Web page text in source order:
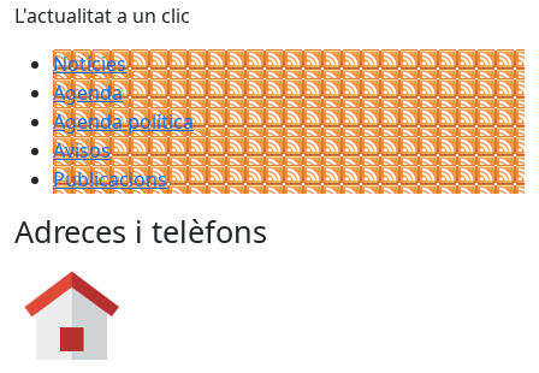
L'actualitat a un clic
Notícies
Agenda
Agenda política
Avisos
Publicacions
Adreces i telèfons